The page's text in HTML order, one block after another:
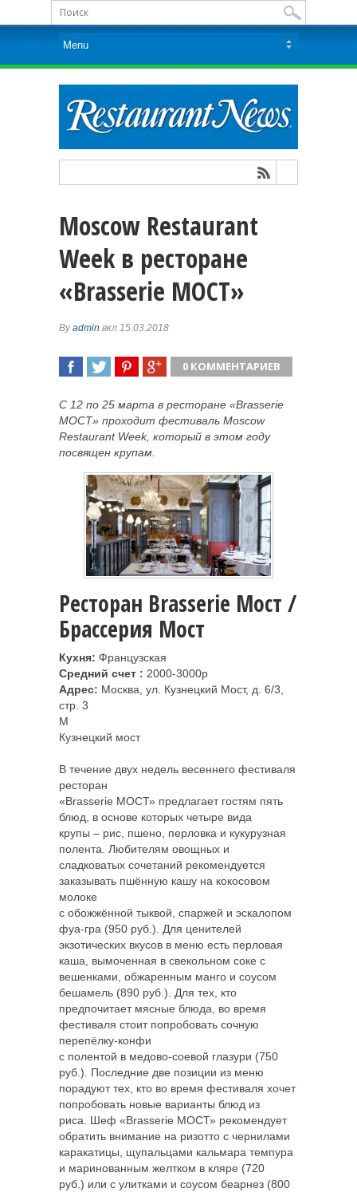
Moscow Restaurant
Week в ресторане
«Brasserie МОСТ»
Byadmin вкл 15.03.2018
0 КОММЕНТАРИЕВ
С 12 по 25 марта в ресторане «Brasserie
МОСТ» проходит фестиваль Moscow
Restaurant Week, который в этом году
посвящен крупам.
Ресторан Brasserie Мост /
Брассерия Мост
Кухня: Французская
Средний счет : 2000-3000р
Адрес: Москва, ул. Кузнецкий Мост, д. 6/3,
стр. 3
M
Кузнецкий мост
В течение двух недель весеннего фестиваля
ресторан
«Brasserie МОСТ» предлагает гостям пять
блюд, в основе которых четыре вида
крупы – рис, пшено, перловка и кукурузная
полента. Любителям овощных и
сладковатых сочетаний рекомендуется
заказывать пшённую кашу на кокосовом
молоке
с обожжённой тыквой, спаржей и эскалопом
фуа-гра (950 руб.). Для ценителей
экзотических вкусов в меню есть перловая
каша, вымоченная в свекольном соке с
вешенками, обжаренным манго и соусом
бешамель (890 руб.). Для тех, кто
предпочитает мясные блюда, во время
фестиваля стоит попробовать сочную
перепёлку-конфи
с полентой в медово-соевой глазури (750
руб.). Последние две позиции из меню
порадуют тех, кто во время фестиваля хочет
попробовать новые варианты блюд из
риса. Шеф «Brasserie МОСТ» рекомендует
обратить внимание на ризотто с чернилами
каракатицы, щупальцами кальмара темпура
и маринованным желтком в кляре (720
руб.) или с улитками и соусом беарнез (800